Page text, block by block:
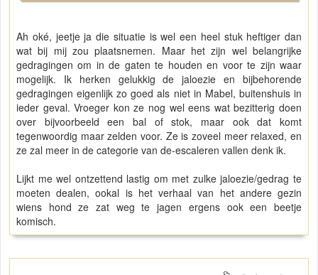
Ah oké, jeetje ja die situatie is wel een heel stuk heftiger dan
wat bij mij zou plaatsnemen. Maar het zijn wel belangrijke
gedragingen om in de gaten te houden en voor te zijn waar
mogelijk. Ik herken gelukkig de jaloezie en bijbehorende
gedragingen eigenlijk zo goed als niet in Mabel, buitenshuis in
ieder geval. Vroeger kon ze nog wel eens wat bezitterig doen
over bijvoorbeeld een bal of stok, maar ook dat komt
tegenwoordig maar zelden voor. Ze is zoveel meer relaxed, en
ze zal meer in de categorie van de-escaleren vallen denk ik.
Lijkt me wel ontzettend lastig om met zulke jaloezie/gedrag te
moeten dealen, ookal is het verhaal van het andere gezin
wiens hond ze zat weg te jagen ergens ook een beetje
komisch.